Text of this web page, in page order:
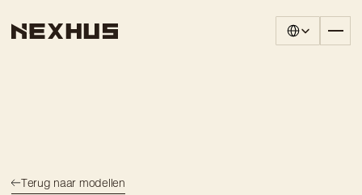
Terug naar modellen